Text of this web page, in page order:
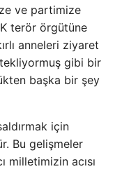
ve partimize
terör örgütüne
anneleri ziyaret
gibi bir
başka bir şey
için
Bu gelişmeler
milletimizin acısı